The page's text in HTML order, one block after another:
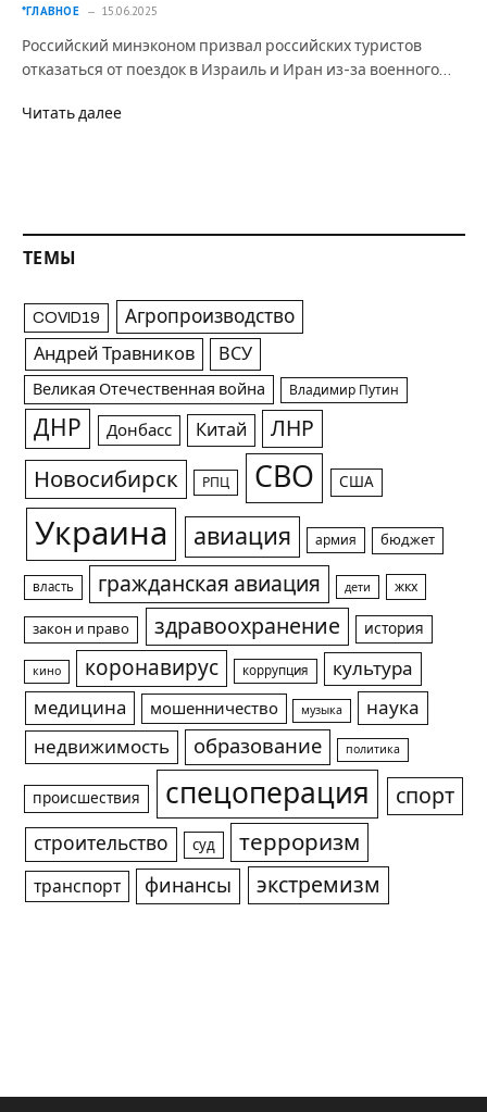
*ГЛАВНОЕ 15.06.2025
Российский минэконом призвал российских туристов
отказаться от поездок в Израиль и Иран из-за военного…
Читать далее
ТЕМЫ
COVID19 Агропроизводство
Андрей Травников ВСУ
Великая Отечественная война Владимир Путин
ДНР Донбасс Китай ЛНР
Новосибирск РПЦ СВО США
Украина авиация армия бюджет
власть гражданская авиация дети жкх
закон и право здравоохранение история
кино коронавирус коррупция
культура
медицина
мошенничество музыка
наука
недвижимость
образование политика
происшествия спецоперация спорт
строительство суд терроризм
транспорт финансы экстремизм